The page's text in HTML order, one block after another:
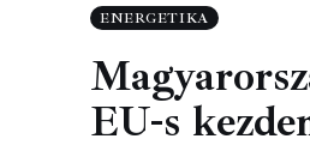
ENERGETIKA
EU-s